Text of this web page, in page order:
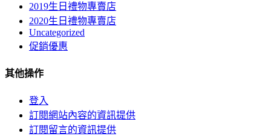
2019生日禮物專賣店
2020生日禮物專賣店
Uncategorized
促銷優惠
其他操作
登入
訂閱網站內容的資訊提供
訂閱留言的資訊提供